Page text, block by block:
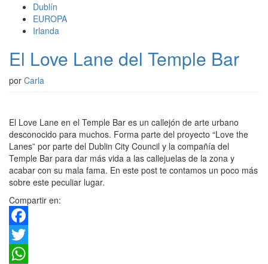
Dublín
EUROPA
Irlanda
El Love Lane del Temple Bar
por Carla
El Love Lane en el Temple Bar es un callejón de arte urbano
desconocido para muchos. Forma parte del proyecto “Love the
Lanes” por parte del Dublin City Council y la compañía del
Temple Bar para dar más vida a las callejuelas de la zona y
acabar con su mala fama. En este post te contamos un poco más
sobre este peculiar lugar.
Compartir en:
Facebook
Twitter